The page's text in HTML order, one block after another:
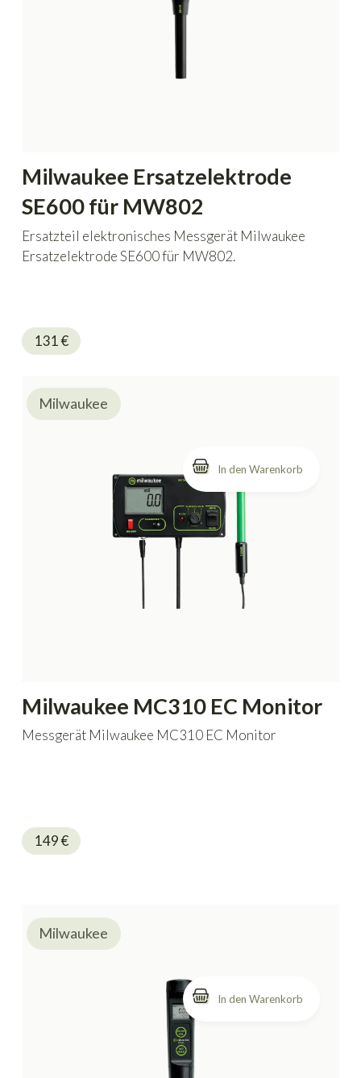
Milwaukee Ersatzelektrode
SE600 für MW802
Ersatzteil elektronisches Messgerät Milwaukee
Ersatzelektrode SE600 für MW802.
131€
Milwaukee MC310 EC Monitor
Messgerät Milwaukee MC310 EC Monitor
149€
Milwaukee
Milwaukee